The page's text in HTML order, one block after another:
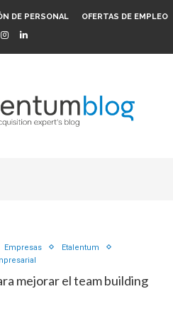
DE PERSONAL OFERTAS DE EMPLEO
Empresas
Etalentum
mejorar el team building